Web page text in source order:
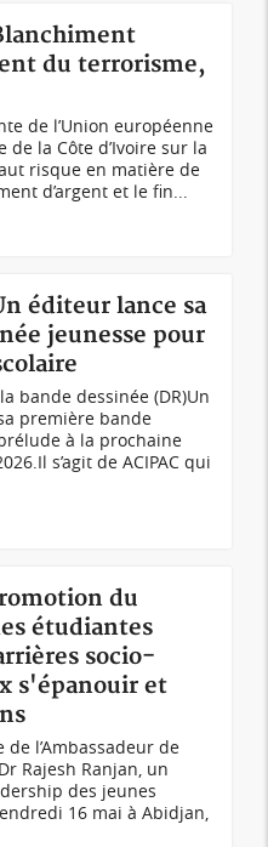
du terrorisme,
de l’Union européenne
la Côte d’Ivoire sur la
risque en matière de
d’argent et le fin...
éditeur lance sa
jeunesse pour
bande dessinée (DR)Un
première bande
à la prochaine
s’agit de ACIPAC qui
du
étudiantes
socio-
s'épanouir et
l’Ambassadeur de
Rajesh Ranjan, un
des jeunes
16 mai à Abidjan,